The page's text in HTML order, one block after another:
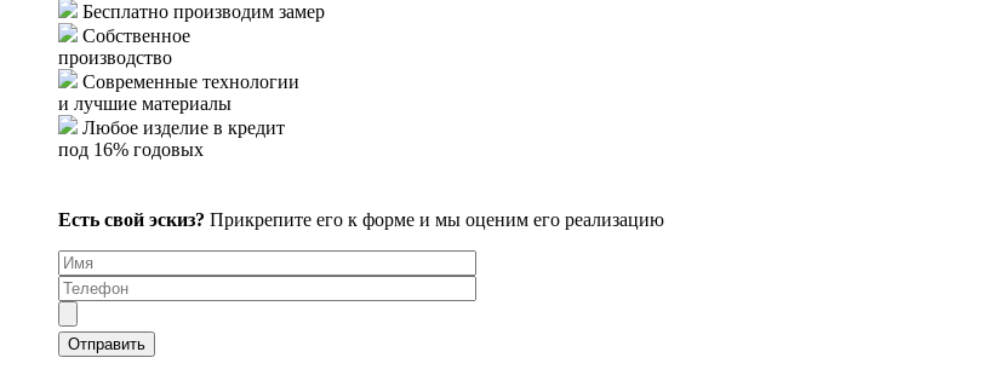
Бесплатно производим замер
Собственное
производство
Современные технологии
и лучшие материалы
Любое изделие в кредит
под 16% годовых
Есть свой эскиз? Прикрепите его к форме и мы оценим его реализацию